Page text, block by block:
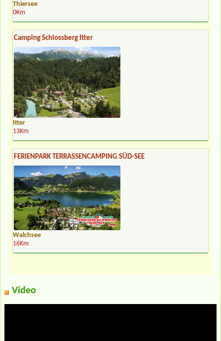
Thiersee
0Km
Camping Schlossberg Itter
Itter
13Km
FERIENPARK TERRASSENCAMPING SÜD-SEE
Walchsee
16Km
Video